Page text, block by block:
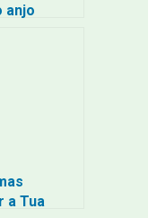
anjo
a Tua